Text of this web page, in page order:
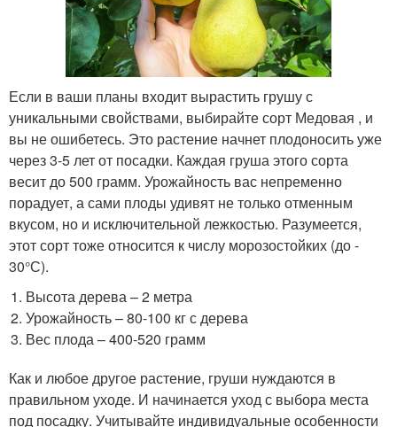
Если в ваши планы входит вырастить грушу с
уникальными свойствами, выбирайте сорт Медовая , и
вы не ошибетесь. Это растение начнет плодоносить уже
через 3-5 лет от посадки. Каждая груша этого сорта
весит до 500 грамм. Урожайность вас непременно
порадует, а сами плоды удивят не только отменным
вкусом, но и исключительной лежкостью. Разумеется,
этот сорт тоже относится к числу морозостойких (до -
30°С).
Высота дерева – 2 метра
Урожайность – 80-100 кг с дерева
Вес плода – 400-520 грамм
Как и любое другое растение, груши нуждаются в
правильном уходе. И начинается уход с выбора места
под посадку. Учитывайте индивидуальные особенности